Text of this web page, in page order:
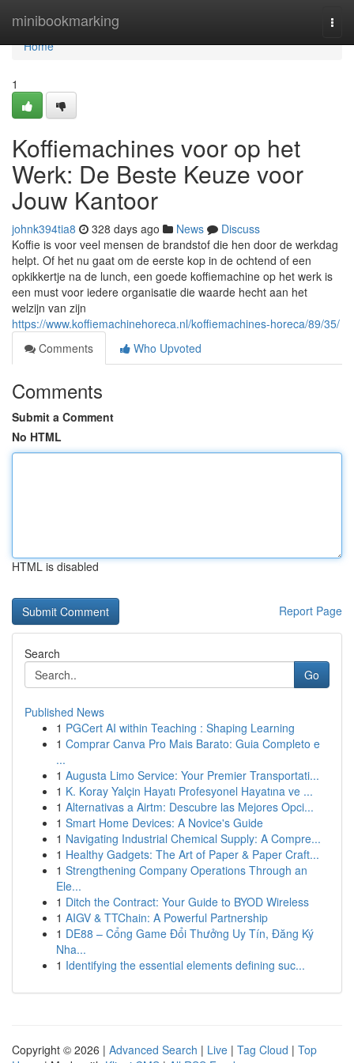
minibookmarking
Home
Home
1
Koffiemachines voor op het
Werk: De Beste Keuze voor
Jouw Kantoor
johnk394tia8 328 days ago News
Discuss
Koffie is voor veel mensen de brandstof die hen door de werkdag
helpt. Of het nu gaat om de eerste kop in de ochtend of een
opkikkertje na de lunch, een goede koffiemachine op het werk is
een must voor iedere organisatie die waarde hecht aan het
welzijn van zijn
https://www.koffiemachinehoreca.nl/koffiemachines-horeca/89/35/
Comments
Who Upvoted
Comments
Submit a Comment
No HTML
HTML is disabled
Report Page
Search
Go
Published News
1 PGCert AI within Teaching : Shaping Learning
1 Comprar Canva Pro Mais Barato: Guia Completo e
...
1 Augusta Limo Service: Your Premier Transportati...
1 K. Koray Yalçin Hayatı Profesyonel Hayatına ve ...
1 Alternativas a Airtm: Descubre las Mejores Opci...
1 Smart Home Devices: A Novice's Guide
1 Navigating Industrial Chemical Supply: A Compre...
1 Healthy Gadgets: The Art of Paper & Paper Craft...
1 Strengthening Company Operations Through an
Ele...
1 Ditch the Contract: Your Guide to BYOD Wireless
1 AIGV & TTChain: A Powerful Partnership
1 DE88 – Cổng Game Đổi Thưởng Uy Tín, Đăng Ký
Nha...
1 Identifying the essential elements defining suc...
Copyright © 2026 | Advanced Search | Live | Tag Cloud | Top